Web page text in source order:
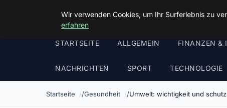
Malzminden
STARTSEITE ALLGEMEIN FINANZEN &
NACHRICHTEN SPORT TECHNOLOGIE
Startseite Gesundheit Umwelt: wichtigkeit und
Wir verwenden Cookies, um Ihr Surferlebnis zu
erfahren